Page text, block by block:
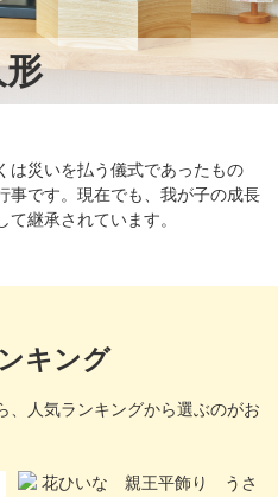
は災いを払う儀式であったもの
事です。現在でも、我が子の成長
継承されています。
キング
、人気ランキングから選ぶのがお